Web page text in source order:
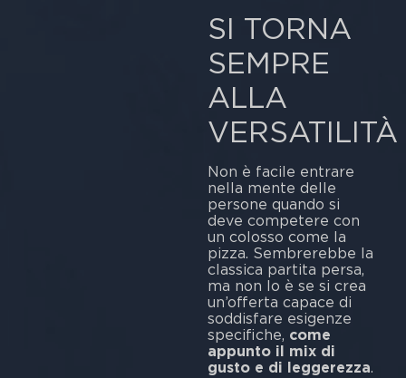
SI TORNA
SEMPRE
ALLA
VERSATILITÀ
Non è facile entrare
nella mente delle
persone quando si
deve competere con
un colosso come la
pizza. Sembrerebbe la
classica partita persa,
ma non lo è se si crea
un’offerta capace di
soddisfare esigenze
specifiche, come
appunto il mix di
gusto e di leggerezza.